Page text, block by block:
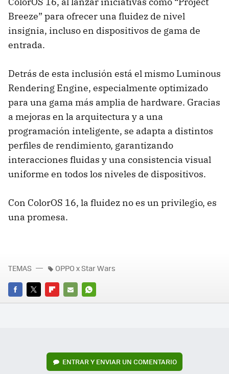
Breeze” para ofrecer una fluidez de nivel
insignia, incluso en dispositivos de gama de
entrada.
Detrás de esta inclusión está el mismo Luminous
Rendering Engine, especialmente optimizado
para una gama más amplia de hardware. Gracias
a mejoras en la arquitectura y a una
programación inteligente, se adapta a distintos
perfiles de rendimiento, garantizando
interacciones fluidas y una consistencia visual
uniforme en todos los niveles de dispositivos.
Con ColorOS 16, la fluidez no es un privilegio, es
una promesa.
FACEBOOK
TWITTERFLIPBOARD
E-
WHATSAPP
TEMAS OPPO x Star Wars
ENTRAR Y ENVIAR UN COMENTARIO